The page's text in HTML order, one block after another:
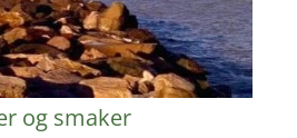
og smaker